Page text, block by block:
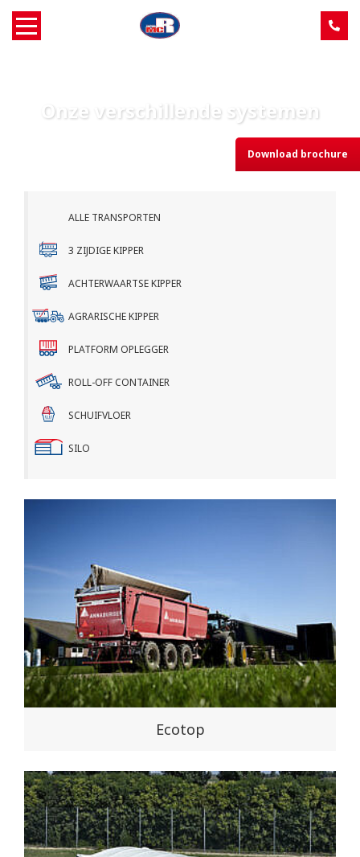
Over MCR
Machine aanbod
Nieuws
Contact
Onze verschillende systemen
Download brochure
ALLE TRANSPORTEN
3 ZIJDIGE KIPPER
ACHTERWAARTSE KIPPER
AGRARISCHE KIPPER
PLATFORM OPLEGGER
ROLL-OFF CONTAINER
SCHUIFVLOER
SILO
Ecotop